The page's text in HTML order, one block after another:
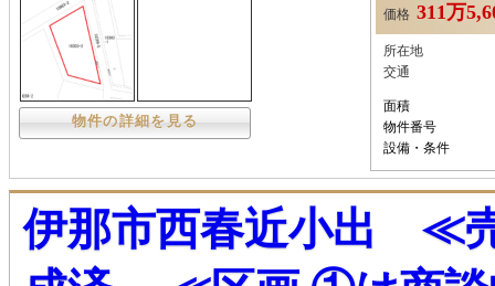
物件の詳細を見る
価格 311万
所在地
交通
面積
物件番号
設備・条件
伊那市西春近小出 ≪